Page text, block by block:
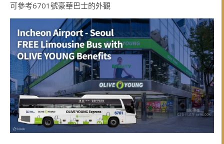
可參考6701號豪華巴士的外觀